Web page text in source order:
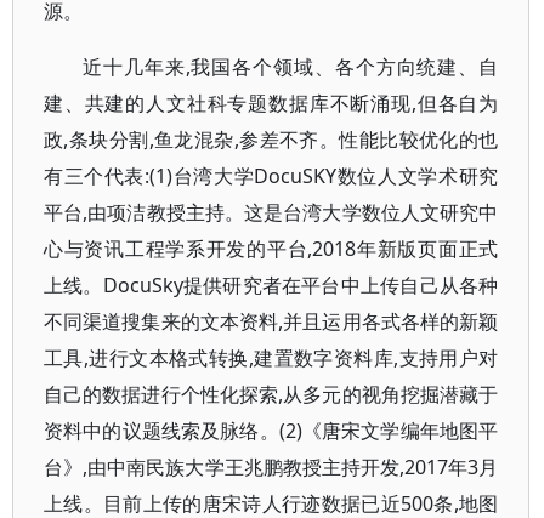
源。
近十几年来,我国各个领域、各个方向统建、自
建、共建的人文社科专题数据库不断涌现,但各自为
政,条块分割,鱼龙混杂,参差不齐。性能比较优化的也
有三个代表:(1)台湾大学DocuSKY数位人文学术研究
平台,由项洁教授主持。这是台湾大学数位人文研究中
心与资讯工程学系开发的平台,2018年新版页面正式
上线。DocuSky提供研究者在平台中上传自己从各种
不同渠道搜集来的文本资料,并且运用各式各样的新颖
工具,进行文本格式转换,建置数字资料库,支持用户对
自己的数据进行个性化探索,从多元的视角挖掘潜藏于
资料中的议题线索及脉络。(2)《唐宋文学编年地图平
台》,由中南民族大学王兆鹏教授主持开发,2017年3月
上线。目前上传的唐宋诗人行迹数据已近500条,地图